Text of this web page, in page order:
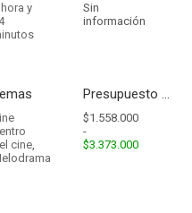
y
Sin
información
cine,
Presupuesto - Ingresos
$1.558.000
-
$3.373.000